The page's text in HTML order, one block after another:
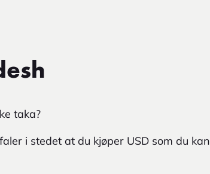
taka?
i stedet at du kjøper USD som du kan